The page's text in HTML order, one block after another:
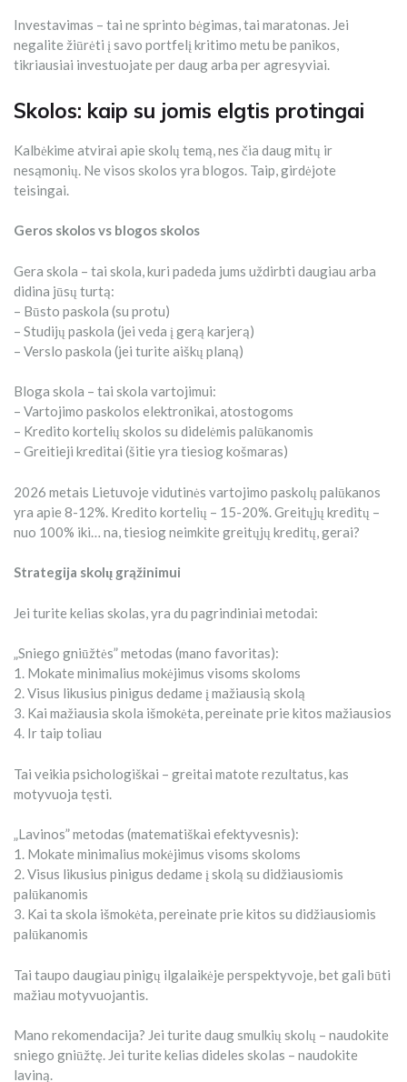
Investavimas – tai ne sprinto bėgimas, tai maratonas. Jei
negalite žiūrėti į savo portfelį kritimo metu be panikos,
tikriausiai investuojate per daug arba per agresyviai.
Skolos: kaip su jomis elgtis protingai
Kalbėkime atvirai apie skolų temą, nes čia daug mitų ir
nesąmonių. Ne visos skolos yra blogos. Taip, girdėjote
teisingai.
Geros skolos vs blogos skolos
Gera skola – tai skola, kuri padeda jums uždirbti daugiau arba
didina jūsų turtą:
– Būsto paskola (su protu)
– Studijų paskola (jei veda į gerą karjerą)
– Verslo paskola (jei turite aiškų planą)
Bloga skola – tai skola vartojimui:
– Vartojimo paskolos elektronikai, atostogoms
– Kredito kortelių skolos su didelėmis palūkanomis
– Greitieji kreditai (šitie yra tiesiog košmaras)
2026 metais Lietuvoje vidutinės vartojimo paskolų palūkanos
yra apie 8-12%. Kredito kortelių – 15-20%. Greitųjų kreditų –
nuo 100% iki… na, tiesiog neimkite greitųjų kreditų, gerai?
Strategija skolų grąžinimui
Jei turite kelias skolas, yra du pagrindiniai metodai:
„Sniego gniūžtės” metodas (mano favoritas):
1. Mokate minimalius mokėjimus visoms skoloms
2. Visus likusius pinigus dedame į mažiausią skolą
3. Kai mažiausia skola išmokėta, pereinate prie kitos mažiausios
4. Ir taip toliau
Tai veikia psichologiškai – greitai matote rezultatus, kas
motyvuoja tęsti.
„Lavinos” metodas (matematiškai efektyvesnis):
1. Mokate minimalius mokėjimus visoms skoloms
2. Visus likusius pinigus dedame į skolą su didžiausiomis
palūkanomis
3. Kai ta skola išmokėta, pereinate prie kitos su didžiausiomis
palūkanomis
Tai taupo daugiau pinigų ilgalaikėje perspektyvoje, bet gali būti
mažiau motyvuojantis.
Mano rekomendacija? Jei turite daug smulkių skolų – naudokite
sniego gniūžtę. Jei turite kelias dideles skolas – naudokite
laviną.